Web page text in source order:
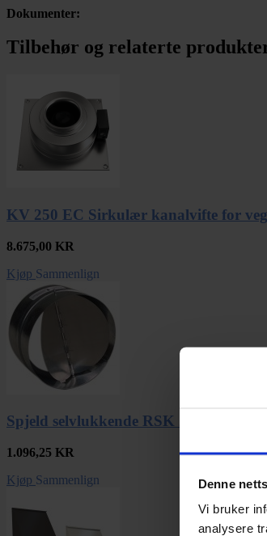
Denne
Vi bruker
analysere
Dokumenter:
Tilbehør og relaterte
KV 250 EC Sirkulær kanalvifte for
8.675,00 KR
Kjøp Sammenlign
Spjeld selvlukkende RSK 250
1.096,25 KR
Kjøp Sammenlign